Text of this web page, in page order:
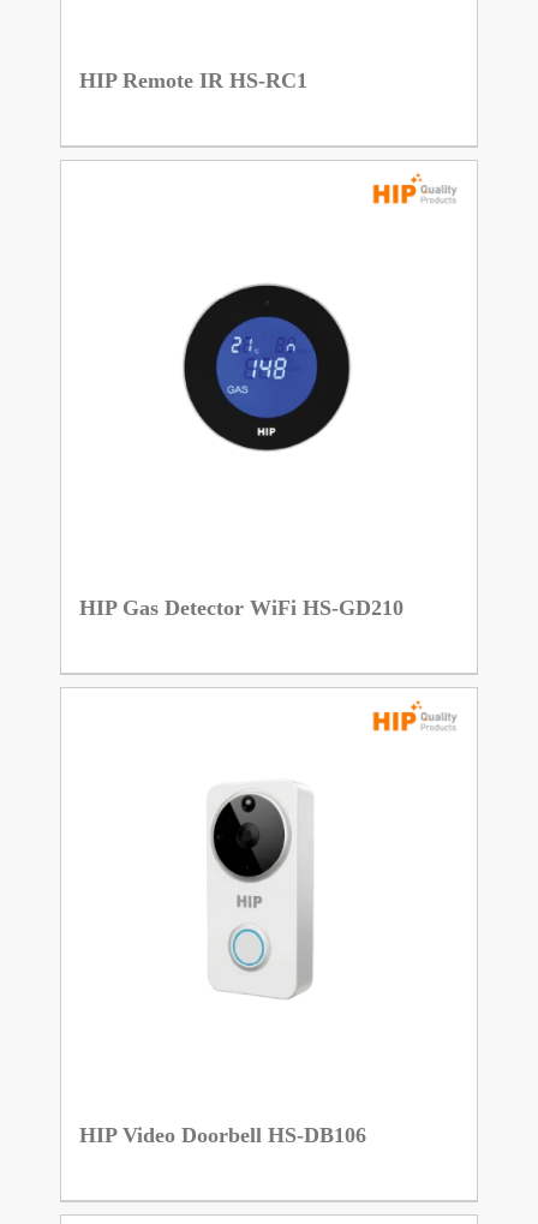
HIP Remote IR HS-RC1
HIP Gas Detector WiFi HS-GD210
HIP Video Doorbell HS-DB106